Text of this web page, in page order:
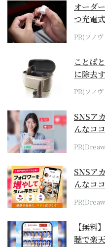
オーダ
つ充電
PR(ソノ
ことば
に除去
位モデル
PR(ソノ
SNSア
んなコ
SNSア
んなコ
【無料
聴で楽